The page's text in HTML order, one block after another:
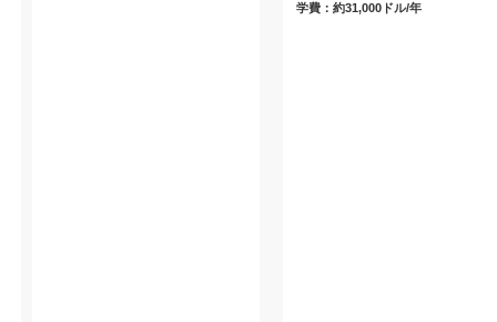
学費：約31,000ドル/年